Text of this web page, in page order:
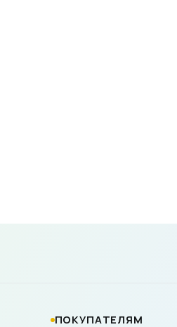
ПОКУПАТЕЛЯМ